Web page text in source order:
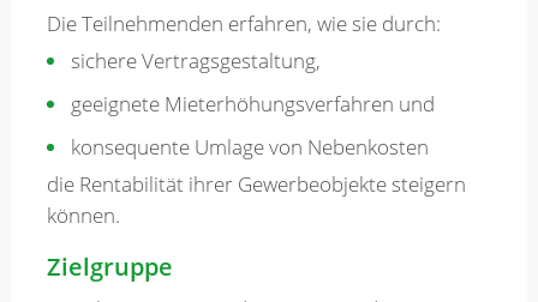
Die Teilnehmenden erfahren, wie sie durch:
sichere Vertragsgestaltung,
geeignete Mieterhöhungsverfahren und
konsequente Umlage von Nebenkosten
die Rentabilität ihrer Gewerbeobjekte steigern
können.
Zielgruppe